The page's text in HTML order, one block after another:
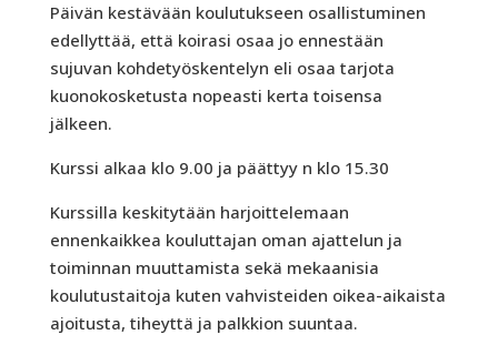
Päivän kestävään koulutukseen osallistuminen
edellyttää, että koirasi osaa jo ennestään
sujuvan kohdetyöskentelyn eli osaa tarjota
kuonokosketusta nopeasti kerta toisensa
jälkeen.
Kurssi alkaa klo 9.00 ja päättyy n klo 15.30
Kurssilla keskitytään harjoittelemaan
ennenkaikkea kouluttajan oman ajattelun ja
toiminnan muuttamista sekä mekaanisia
koulutustaitoja kuten vahvisteiden oikea-aikaista
ajoitusta, tiheyttä ja palkkion suuntaa.